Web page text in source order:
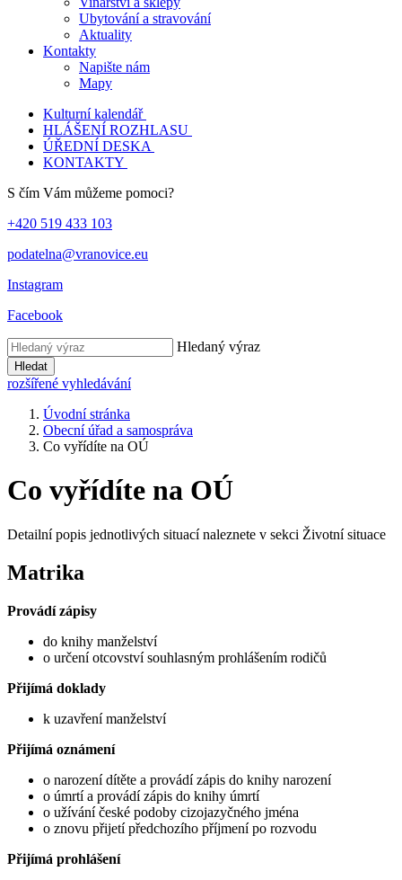
Ubytování a stravování
Aktuality
Kontakty
Napište nám
Mapy
Kulturní kalendář
HLÁŠENÍ ROZHLASU
ÚŘEDNÍ DESKA
KONTAKTY
S čím Vám můžeme pomoci?
+420 519 433 103
podatelna@vranovice.eu
Instagram
Facebook
Hledaný výraz
Hledat
rozšířené vyhledávání
Úvodní stránka
Obecní úřad a samospráva
Co vyřídíte na OÚ
Co vyřídíte na OÚ
Detailní popis jednotlivých situací naleznete v sekci Životní situace
Matrika
Provádí zápisy
do knihy manželství
o určení otcovství souhlasným prohlášením rodičů
Přijímá doklady
k uzavření manželství
Přijímá oznámení
o narození dítěte a provádí zápis do knihy narození
o úmrtí a provádí zápis do knihy úmrtí
o užívání české podoby cizojazyčného jména
o znovu přijetí předchozího příjmení po rozvodu
Přijímá prohlášení